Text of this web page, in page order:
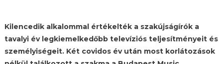
Kilencedik alkalommal értékelték a szakújságírók a
tavalyi év legkiemelkedőbb televíziós teljesítményeit és
személyiségeit. Két covidos év után most korlátozások